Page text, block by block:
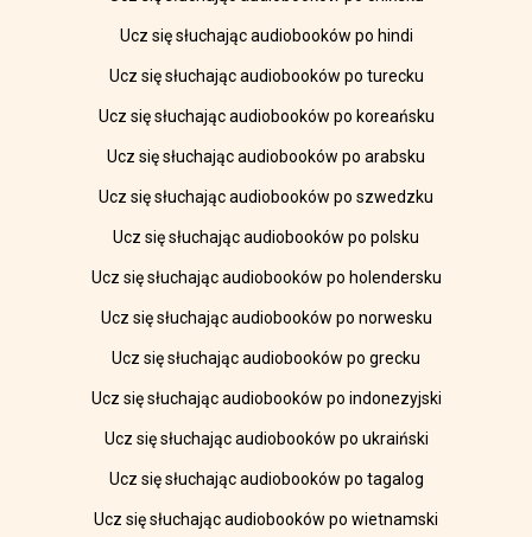
Ucz się słuchając audiobooków po hindi
Ucz się słuchając audiobooków po turecku
Ucz się słuchając audiobooków po koreańsku
Ucz się słuchając audiobooków po arabsku
Ucz się słuchając audiobooków po szwedzku
Ucz się słuchając audiobooków po polsku
Ucz się słuchając audiobooków po holendersku
Ucz się słuchając audiobooków po norwesku
Ucz się słuchając audiobooków po grecku
Ucz się słuchając audiobooków po indonezyjski
Ucz się słuchając audiobooków po ukraiński
Ucz się słuchając audiobooków po tagalog
Ucz się słuchając audiobooków po wietnamski